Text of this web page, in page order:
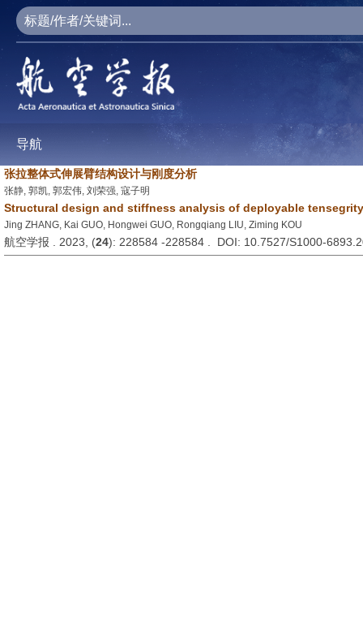
导航
张拉整体式伸展臂结构设计与刚度分析
张静, 郭凯, 郭宏伟, 刘荣强, 寇子明
Structural design and stiffness analysis of deployable
Jing ZHANG, Kai GUO, Hongwei GUO, Rongqiang LIU, Ziming KOU
航空学报 . 2023, (24): 228584 -228584 . DOI: 10.7527/S1000-